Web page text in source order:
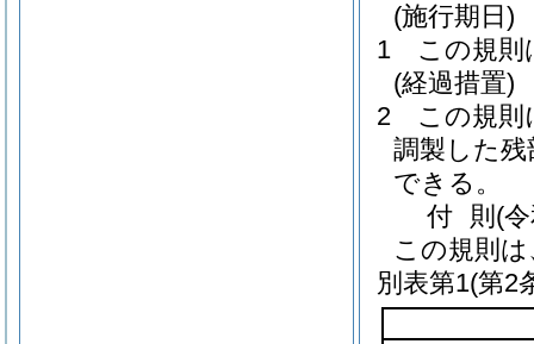
(施行期日)
1
この規則
(経過措置)
2
この規則
調製した
できる。
付 則 (
この規則
別表第1(第2